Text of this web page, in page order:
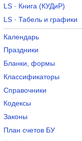
LS · Книга (КУДиР)
LS · Табель и графики
Календарь
Праздники
Бланки, формы
Классификаторы
Справочники
Кодексы
Законы
План счетов БУ